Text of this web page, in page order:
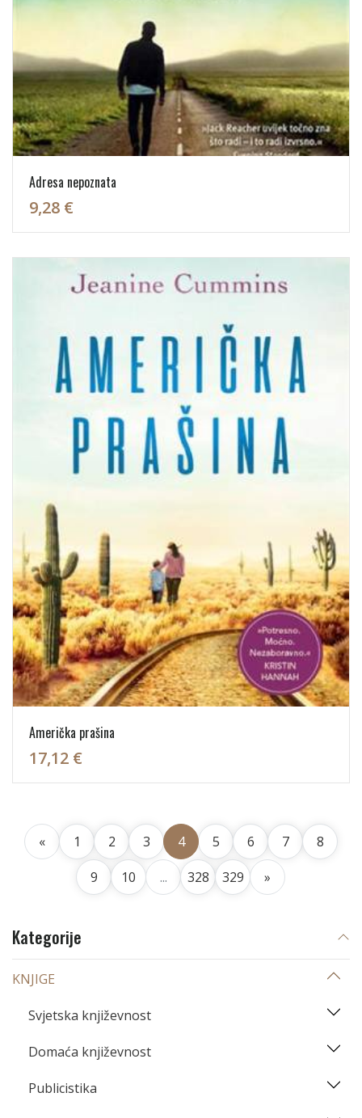
Adresa nepoznata
9,28 €
Američka prašina
17,12 €
« 1 2 3 4 5 6 7
8
9
10 ... 328 329 »
Kategorije
KNJIGE
Svjetska književnost
Domaća književnost
Publicistika